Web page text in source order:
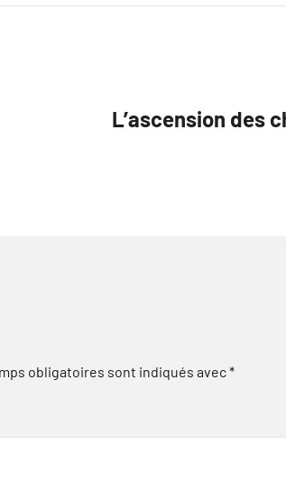
L’ascension des
obligatoires sont indiqués avec*